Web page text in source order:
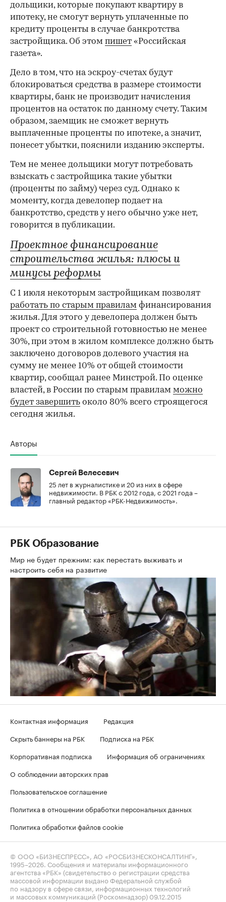
дольщики, которые покупают квартиру в
ипотеку, не смогут вернуть уплаченные по
кредиту проценты в случае банкротства
застройщика. Об этом пишет «Российская
газета».
Дело в том, что на эскроу-счетах будут
блокироваться средства в размере стоимости
квартиры, банк не производит начисления
процентов на остаток по данному счету. Таким
образом, заемщик не сможет вернуть
выплаченные проценты по ипотеке, а значит,
понесет убытки, пояснили изданию эксперты.
Тем не менее дольщики могут потребовать
взыскать с застройщика такие убытки
(проценты по займу) через суд. Однако к
моменту, когда девелопер подает на
банкротство, средств у него обычно уже нет,
говорится в публикации.
Проектное финансирование
строительства жилья: плюсы и
минусы реформы
С 1 июля некоторым застройщикам позволят
работать по старым правилам финансирования
жилья. Для этого у девелопера должен быть
проект со строительной готовностью не менее
30%, при этом в жилом комплексе должно быть
заключено договоров долевого участия на
сумму не менее 10% от общей стоимости
квартир, сообщал ранее Минстрой. По оценке
властей, в России по старым правилам можно
будет завершить около 80% всего строящегося
сегодня жилья.
Авторы
Сергей Велесевич
25 лет в журналистике и 20 из них в сфере
недвижимости. В РБК с 2012 года, с 2021 года –
главный редактор «РБК-Недвижимость».
РБК Образование
Мир не будет прежним: как перестать выживать и
настроить себя на развитие
Контактная информация
Редакция
Скрыть баннеры на РБК
Подписка на РБК
Корпоративная подписка
Информация об ограничениях
О соблюдении авторских прав
Пользовательское соглашение
Политика в отношении обработки персональных данных
Политика обработки файлов cookie
© ООО «БИЗНЕСПРЕСС», АО «РОСБИЗНЕСКОНСАЛТИНГ»,
1995–2026 . Сообщения и материалы информационного
агентства «РБК» (свидетельство о регистрации средства
массовой информации выдано Федеральной службой
по надзору в сфере связи, информационных технологий
и массовых коммуникаций (Роскомнадзор) 09.12.2015